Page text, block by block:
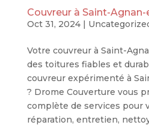
Couvreur à Saint-Agnan-
Oct 31, 2024|
Votre couvreur à Saint-
des toitures fiables et
couvreur expérimenté à
? Drome Couverture vous
complète de services pour
réparation, entretien,